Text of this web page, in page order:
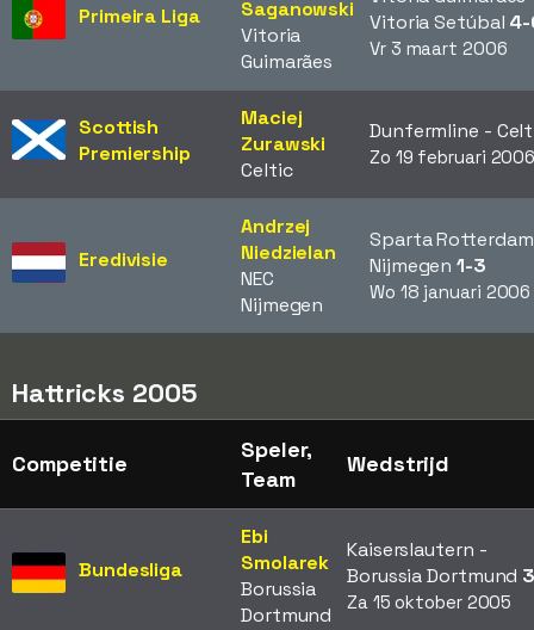
Primeira Liga
Saganowski
Vitoria
Guimarães
Vitoria Setúbal
Vr 3 maart 2006
Scottish
Premiership
Maciej
Zurawski
Celtic
Dunfermline -
Zo 19 februari
Eredivisie
Andrzej
Niedzielan
NEC
Nijmegen
Sparta Rotterdam
Nijmegen1-3
Wo 18 januari 2006
Hattricks 2005
Competitie
Speler,
Team
Wedstrijd
Bundesliga
Ebi
Smolarek
Borussia
Dortmund
Kaiserslautern -
Borussia Dortmund
Za 15 oktober 2005